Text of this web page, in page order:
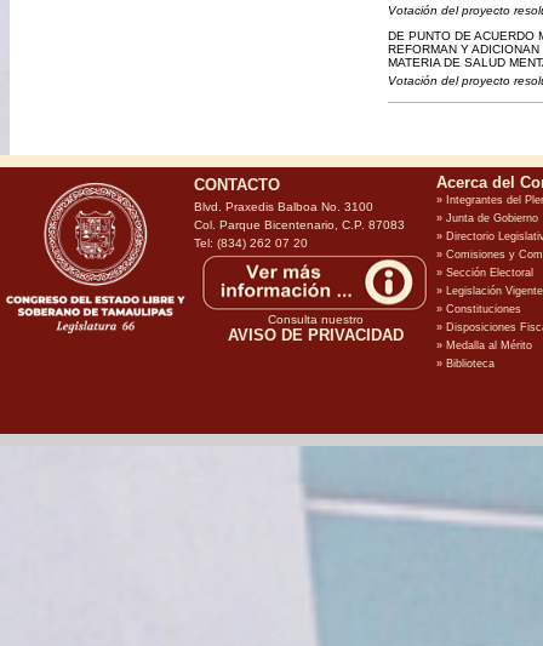
Votación del proyecto
DE PUNTO DE ACUERDO
REFORMAN Y
MATERIA DE SALUD
Votación del proyecto
CONTACTO
Blvd. Praxedis Balboa No. 3100
Col. Parque Bicentenario, C.P. 87083
Tel: (834) 262 07 20
Consulta nuestro
AVISO DE PRIVACIDAD